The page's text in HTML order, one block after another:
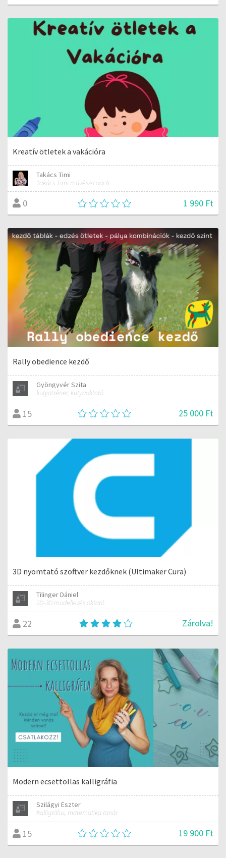
Kreatív ötletek a vakációra
Takács Timi
Takács Timi művész-coach
0 1 990 Ft
Rally obedience kezdő
Gyöngyvér Szita
kutyatréner, kutyaoktató
15 25 000 Ft
3D nyomtató szoftver kezdőknek (Ultimaker Cura)
Tilinger Dániel
2D-3D modellezés oktató
22 Zárolva!
Modern ecsettollas kalligráfia
Szilágyi Eszter
Kalligráfus, matematika tanár
15 19 900 Ft